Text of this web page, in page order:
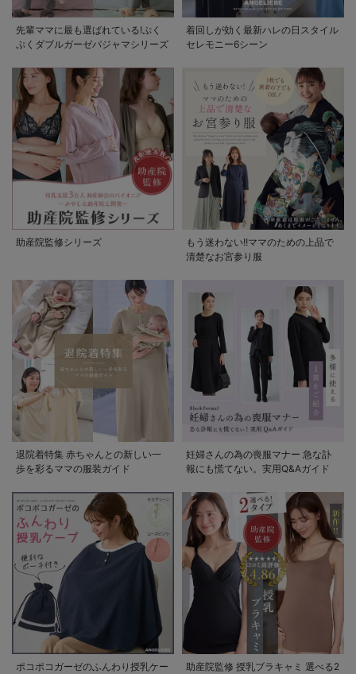
先輩ママに最も選ばれている!ぷく
ぷくダブルガーゼパジャマシリーズ
着回しが効く最新ハレの日スタイル
セレモニー6シーン
助産院監修シリーズ
もう迷わない!!ママのための上品で
清楚なお宮参り服
退院着特集 赤ちゃんとの新しい一
歩を彩るママの服装ガイド
妊婦さんの為の喪服マナー 急な訃
報にも慌てない。実用Q&Aガイド
ポコポコガーゼのふんわり授乳ケー
助産院監修 授乳ブラキャミ 選べる2